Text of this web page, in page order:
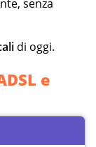
senza
di oggi.
e